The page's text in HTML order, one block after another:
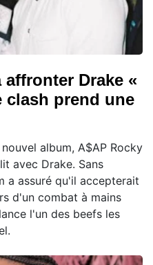
affronter Drake «
clash prend une
album, A$AP Rocky
avec Drake. Sans
a assuré qu'il accepterait
d'un combat à mains
l'un des beefs les